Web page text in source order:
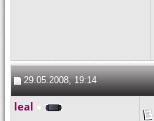
29.05.2008, 19:14
leal